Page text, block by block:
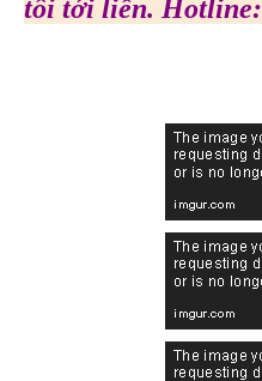
tôi tới liền. Hotline: